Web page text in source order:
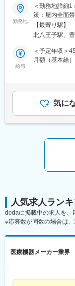
■働き方：
・月平均残業
・機器の新規
します。夜間/
り、特定の人
入社後6か月
方は住居を手
属後も先輩社
す。
変更の範囲：
ー】
■業務内容：
医療画像診断
ニターを展開
記のような業
・医療装置の
に着けること
い。
スキルを備え
程度）はあり
の対応が必要
また呼び出し
なりますので
ん。
不明な点は本
ます。過去に
勤務地
＜勤務地詳細
策：屋内全面
4-7-127 勤務
面禁煙変更の
【最寄り駅】
北八王子駅、
給与
＜予定年収＞
月額（基本給
までも目安の
す。賃金はあ
可能性があり
気に
人気求人ラン
dodaに掲載中の求人を、
※応募数が同数の場合は、
医療機器メーカー業界